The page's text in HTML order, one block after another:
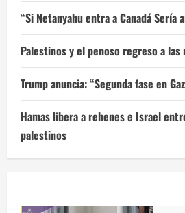
“Si Netanyahu entra a Canadá Sería
Palestinos y el penoso regreso a las
Trump anuncia: “Segunda fase en
Hamas libera a rehenes e Israel
palestinos